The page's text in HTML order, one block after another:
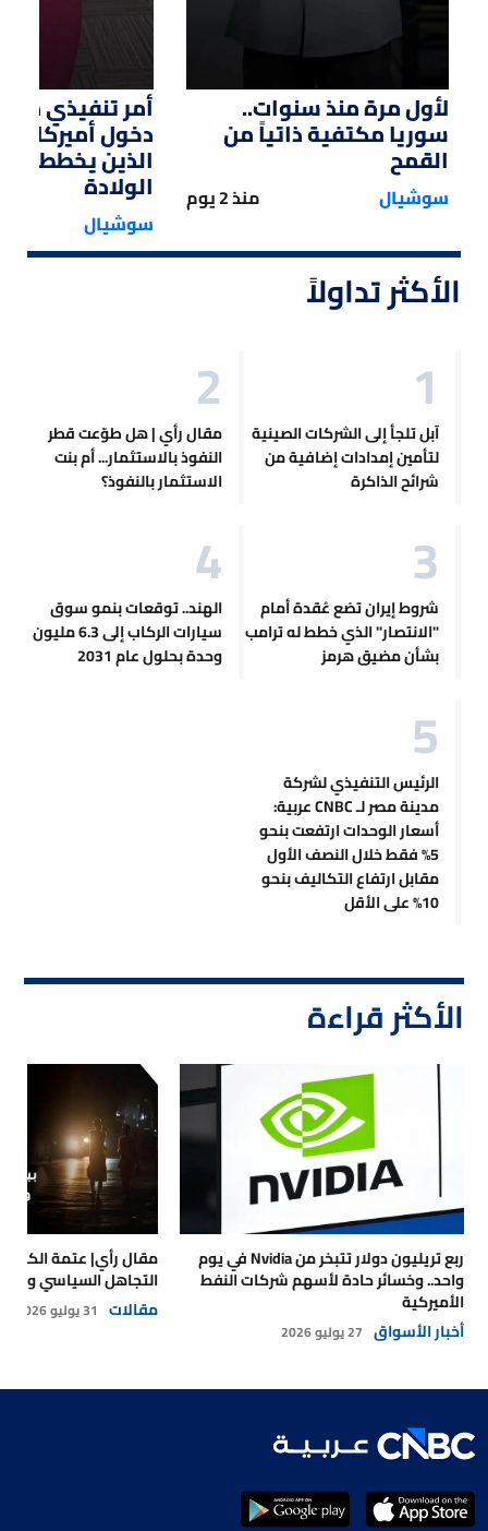
لأول مرة منذ سنوات..
سوريا مكتفية ذاتياً من
القمح
سوشيال منذ 2 يوم
أمر تنفيذي من
دخول أميركا
الذين يخططون
الولادة
سوشيال
الأكثر تداولاً
آبل تلجأ إلى الشركات الصينية
لتأمين إمدادات إضافية من
شرائح الذاكرة
مقال رأي | هل طوّعت قطر
النفوذ بالاستثمار... أم بنت
الاستثمار بالنفوذ؟
شروط إيران تضع عُقدة أمام
"الانتصار" الذي خطط له ترامب
بشأن مضيق هرمز
الهند.. توقعات بنمو سوق
سيارات الركاب إلى 6.3 مليون
وحدة بحلول عام 2031
الرئيس التنفيذي لشركة
مدينة مصر لـ CNBC عربية:
أسعار الوحدات ارتفعت بنحو
5% فقط خلال النصف الأول
مقابل ارتفاع التكاليف بنحو
10% على الأقل
الأكثر قراءة
ربع تريليون دولار تتبخر من Nvidia في يوم
واحد.. وخسائر حادة لأسهم شركات النفط
الأميركية
أخبار الأسواق 27 يوليو 2026
مقال رأي| عتمة
التجاهل السياسي
مقالات 31 يوليو 2026